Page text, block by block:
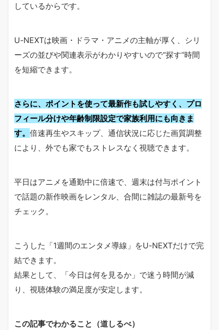
しているからです。
U-NEXTは映画・ドラマ・アニメの主軸が厚く、シリ
ーズの並びや関連表示がわかりやすいので“探す”時間
を短縮できます。
さらに、ポイントを使って最新作も試しやすく、プロ
フィール分けや年齢制限設定で家族利用にも向きま
す。 倍速再生やスキップ、通信状況に応じた画質調整
により、外でも家でもストレスなく視聴できます。
平日はアニメを通勤中に倍速で、週末は付与ポイント
で話題の新作映画をレンタル、合間に雑誌の最新号を
チェック。
こうした「1週間のエンタメ導線」をU-NEXTだけで完
結できます。
結果として、「今日は何を見るか」で迷う時間が減
り、視聴体験の満足度が安定します。
この記事でわかること（道しるべ）